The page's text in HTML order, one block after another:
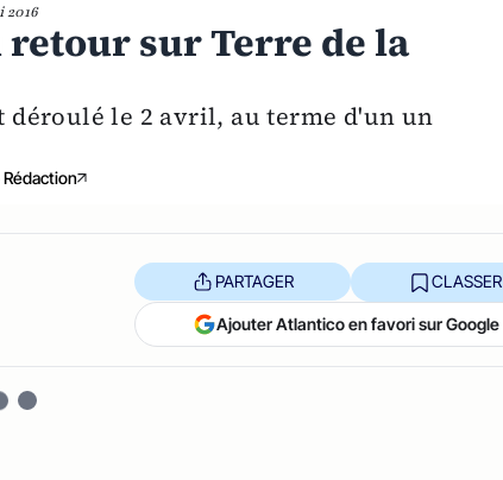
2016
sur Terre de la
déroulé le 2 avril, au terme d'un un
PARTAGER CLASSER
Ajouter Atlantico en favori sur Google